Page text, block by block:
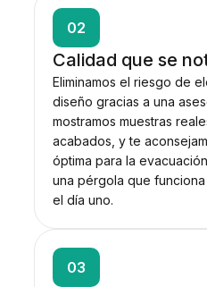
02
Calidad que se
Eliminamos el riesgo de
diseño gracias a una
mostramos muestras
acabados, y te
óptima para la
una pérgola que
el día uno.
03